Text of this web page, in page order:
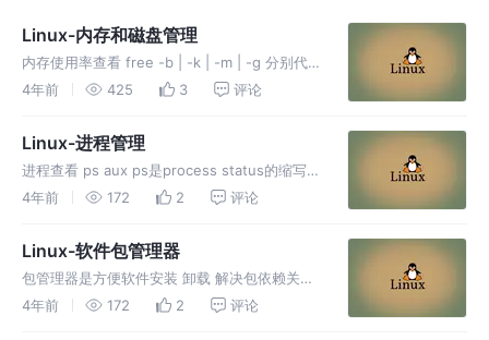
Linux-内存和磁盘管理
内存使用率查看 free -b | -k | -m | -g 分别代
表 以 BYTE KB MB GB 为单位显示使用率 top
用于创建和维护分区
4年前 425 3 评论
Linux-进程管理
进程查看 ps aux ps是process status的缩写,
也就是进程状态的意思. 参数信息 a:all显示所用
主的格式输出进程信息 x:显示当
4年前 172 2 评论
Linux-软件包管理器
包管理器是方便软件安装 卸载 解决包依赖关系
的重要工具 centos redhat使用yum包管理器,
4年前 172 2 评论